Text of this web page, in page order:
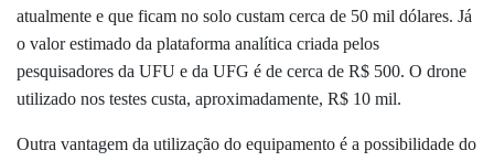
atualmente e que ficam no solo custam cerca de 50 mil dólares. Já
o valor estimado da plataforma analítica criada pelos
pesquisadores da UFU e da UFG é de cerca de R$ 500. O drone
utilizado nos testes custa, aproximadamente, R$ 10 mil.
Outra vantagem da utilização do equipamento é a possibilidade do